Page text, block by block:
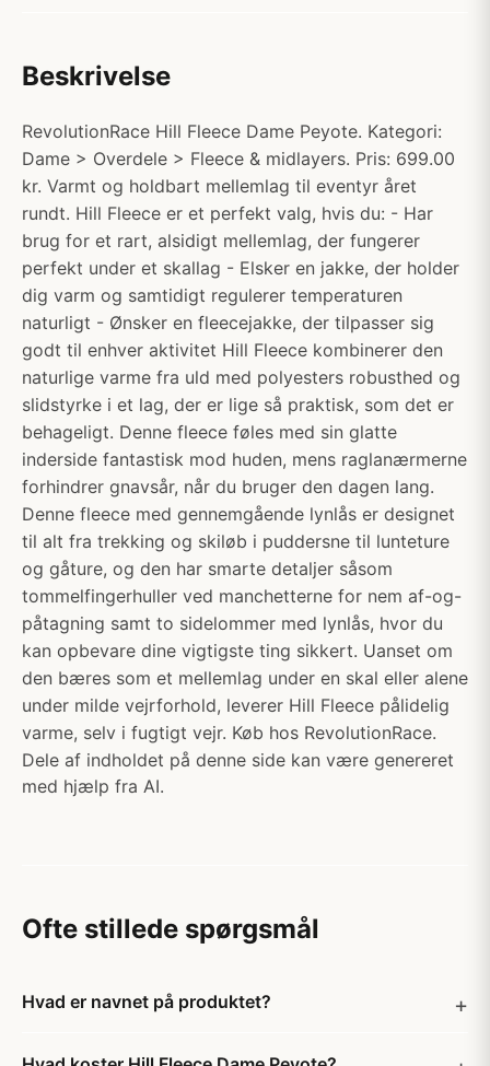
Beskrivelse
RevolutionRace Hill Fleece Dame Peyote. Kategori:
Dame > Overdele > Fleece & midlayers. Pris: 699.00
kr. Varmt og holdbart mellemlag til eventyr året
rundt. Hill Fleece er et perfekt valg, hvis du: - Har
brug for et rart, alsidigt mellemlag, der fungerer
perfekt under et skallag - Elsker en jakke, der holder
dig varm og samtidigt regulerer temperaturen
naturligt - Ønsker en fleecejakke, der tilpasser sig
godt til enhver aktivitet Hill Fleece kombinerer den
naturlige varme fra uld med polyesters robusthed og
slidstyrke i et lag, der er lige så praktisk, som det er
behageligt. Denne fleece føles med sin glatte
inderside fantastisk mod huden, mens raglanærmerne
forhindrer gnavsår, når du bruger den dagen lang.
Denne fleece med gennemgående lynlås er designet
til alt fra trekking og skiløb i puddersne til lunteture
og gåture, og den har smarte detaljer såsom
tommelfingerhuller ved manchetterne for nem af-og-
påtagning samt to sidelommer med lynlås, hvor du
kan opbevare dine vigtigste ting sikkert. Uanset om
den bæres som et mellemlag under en skal eller alene
under milde vejrforhold, leverer Hill Fleece pålidelig
varme, selv i fugtigt vejr. Køb hos RevolutionRace.
Dele af indholdet på denne side kan være genereret
med hjælp fra AI.
Ofte stillede spørgsmål
Hvad er navnet på produktet?